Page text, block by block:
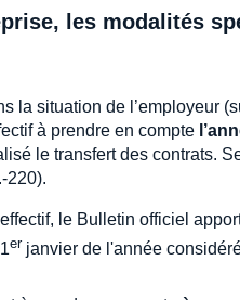
les modalités
la situation de l’employeur
à prendre en compte
le transfert des contrats.
220).
le Bulletin officiel
er janvier de l'année